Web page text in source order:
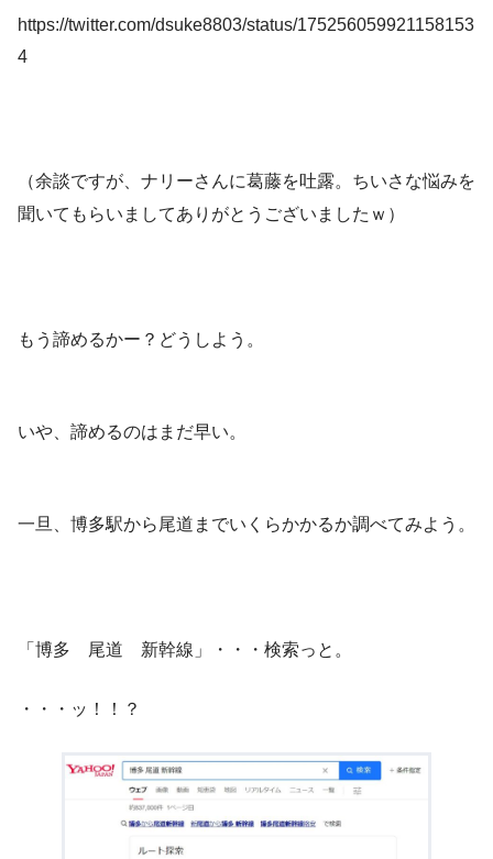
https://twitter.com/dsuke8803/status/175256059921158153
4
（余談ですが、ナリーさんに葛藤を吐露。ちいさな悩みを
聞いてもらいましてありがとうございましたｗ）
もう諦めるかー？どうしよう。
いや、諦めるのはまだ早い。
一旦、博多駅から尾道までいくらかかるか調べてみよう。
「博多 尾道 新幹線」・・・検索っと。
・・・ッ！！？